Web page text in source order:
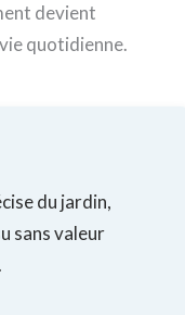
devient
quotidienne.
du jardin,
sans valeur